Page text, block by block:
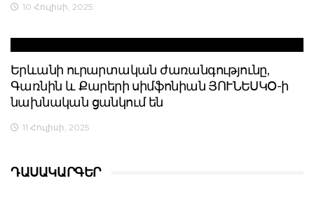
10 Հուլիսի, 2025
Երևանի ուրարտական ժառանգությունը,
Գառնին և Քարերի սիմֆոնիան ՅՈՒՆԵՍԿՕ-ի
նախնական ցանկում են
11 Հուլիսի, 2025
ԴԱՍԱԿԱՐԳԵՐ